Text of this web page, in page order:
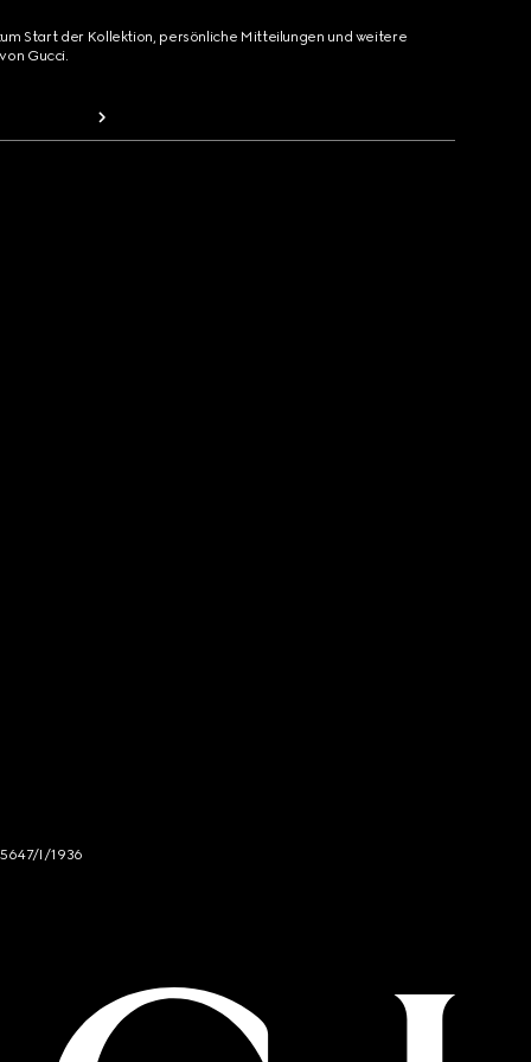
Start der Kollektion, persönliche Mitteilungen und weitere
Gucci.
I/1936